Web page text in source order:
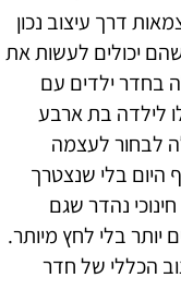
דרך עיצוב נכון
יכולים לעשות את
בחדר ילדים עם
לילדה בת ארבע
לבחור לעצמה
היום בלי שנצטרך
נהדר שגם
יותר בלי לחץ מיותר.
הכללי של חדר